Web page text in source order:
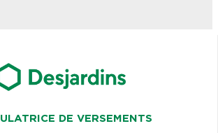
DE VERSEMENTS